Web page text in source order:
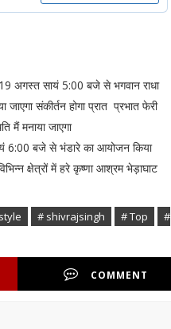
अगस्त सायं 5:00 बजे से भगवान राधा
संकीर्तन होगा प्रात प्रभात फेरी
की उपस्थिति मैं मनाया जाएगा
बजे से भंडारे का आयोजन किया
क्षेत्रों में हरे कृष्णा आश्रम भेड़ाघाट
# shivrajsingh # Top
#
COMMENT